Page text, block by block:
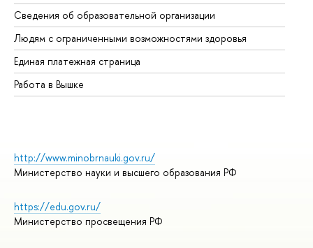
Сведения об образовательной организации
Людям с ограниченными возможностями здоровья
Единая платежная страница
Работа в Вышке
http://www.minobrnauki.gov.ru/
Министерство науки и высшего образования РФ
https://edu.gov.ru/
Министерство просвещения РФ